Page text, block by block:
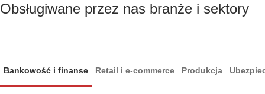
Obsługiwane przez nas branże i sektory
Bankowość i finanse Retail i e-commerce Produkcja